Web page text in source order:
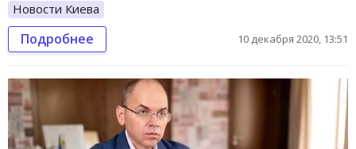
Новости Киева
Подробнее 10 декабря 2020, 13:51